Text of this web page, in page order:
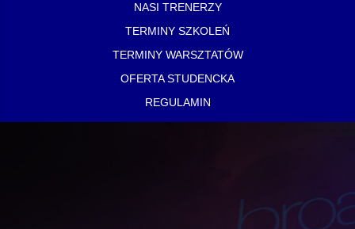
NASI TRENERZY
TERMINY SZKOLEŃ
TERMINY WARSZTATÓW
OFERTA STUDENCKA
REGULAMIN